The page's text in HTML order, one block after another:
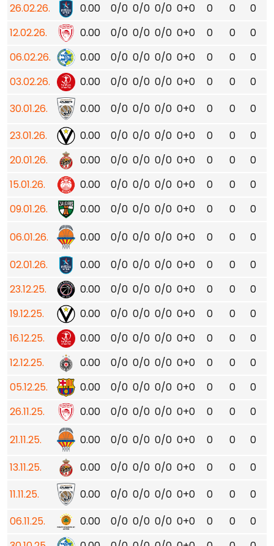
26.02.26.
0.00 0/0 0/0 0/0 0+0 0 0 0
12.02.26.
0.00 0/0 0/0 0/0 0+0 0 0 0
06.02.26.
0.00 0/0 0/0 0/0 0+0 0 0 0
03.02.26.
0.00 0/0 0/0 0/0 0+0 0 0 0
30.01.26.
0.00 0/0 0/0 0/0 0+0 0 0 0
23.01.26.
0.00 0/0 0/0 0/0 0+0 0 0 0
20.01.26.
0.00 0/0 0/0 0/0 0+0 0 0 0
15.01.26.
0.00 0/0 0/0 0/0 0+0 0 0 0
09.01.26.
0.00 0/0 0/0 0/0 0+0 0 0 0
06.01.26.
0.00 0/0 0/0 0/0 0+0 0 0 0
02.01.26.
0.00 0/0 0/0 0/0 0+0 0 0 0
23.12.25.
0.00 0/0 0/0 0/0 0+0 0 0 0
19.12.25.
0.00 0/0 0/0 0/0 0+0 0 0 0
16.12.25.
0.00 0/0 0/0 0/0 0+0 0 0 0
12.12.25.
0.00 0/0 0/0 0/0 0+0 0 0 0
05.12.25.
0.00 0/0 0/0 0/0 0+0 0 0 0
26.11.25.
0.00 0/0 0/0 0/0 0+0 0 0 0
21.11.25.
0.00 0/0 0/0 0/0 0+0 0 0 0
13.11.25.
0.00 0/0 0/0 0/0 0+0 0 0 0
11.11.25.
0.00 0/0 0/0 0/0 0+0 0 0 0
06.11.25.
0.00 0/0 0/0 0/0 0+0 0 0 0